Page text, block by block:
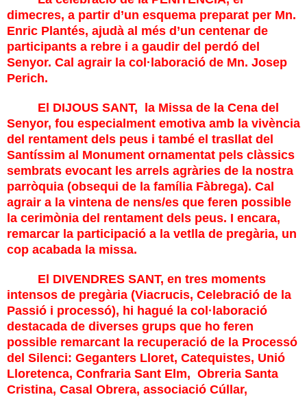
dimecres, a partir d’un esquema preparat per Mn.
Enric Plantés, ajudà al més d’un centenar de
participants a rebre i a gaudir del perdó del
Senyor. Cal agrair la col·laboració de Mn. Josep
Perich.
El DIJOUS SANT, la Missa de la Cena del
Senyor, fou especialment emotiva amb la vivència
del rentament dels peus i també el trasllat del
Santíssim al Monument ornamentat pels clàssics
sembrats evocant les arrels agràries de la nostra
parròquia (obsequi de la família Fàbrega). Cal
agrair a la vintena de nens/es que feren possible
la cerimònia del rentament dels peus. I encara,
remarcar la participació a la vetlla de pregària, un
cop acabada la missa.
El DIVENDRES SANT, en tres moments
intensos de pregària (Viacrucis, Celebració de la
Passió i processó), hi hagué la col·laboració
destacada de diverses grups que ho feren
possible remarcant la recuperació de la Processó
del Silenci: Geganters Lloret, Catequistes, Unió
Lloretenca, Confraria Sant Elm, Obreria Santa
Cristina, Casal Obrera, associació Cúllar,